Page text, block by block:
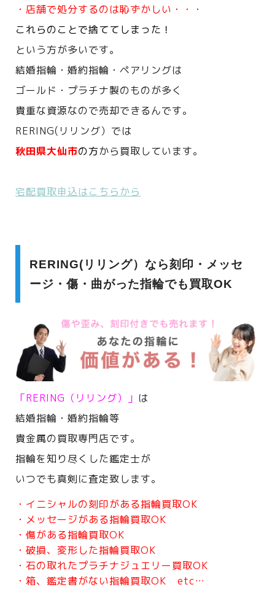
・店舗で処分するのは恥ずかしい・・・
これらのことで捨ててしまった！
という方が多いです。
結婚指輪・婚約指輪・ペアリングは
ゴールド・プラチナ製のものが多く
貴重な資源なので売却できるんです。
RERING(リリング）では
秋田県大仙市の方から買取しています。
宅配買取申込はこちらから
RERING(リリング）なら刻印・メッセ
ージ・傷・曲がった指輪でも買取OK
「RERING（リリング）」 は
結婚指輪・婚約指輪等
貴金属の買取専門店です。
指輪を知り尽くした鑑定士が
いつでも真剣に査定致します。
・イニシャルの刻印がある指輪買取OK
・メッセージがある指輪買取OK
・傷がある指輪買取OK
・破損、変形した指輪買取OK
・石の取れたプラチナジュエリー買取OK
・箱、鑑定書がない指輪買取OK etc…